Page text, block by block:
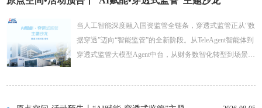
当人工智能深度融入国资监管全链条，穿透式监管正从“数
据穿透”迈向“智能监管”的全新阶段。从TeleAgent智能体到
穿透式监管大模型Agent中台，从财务数智化转型到场景化